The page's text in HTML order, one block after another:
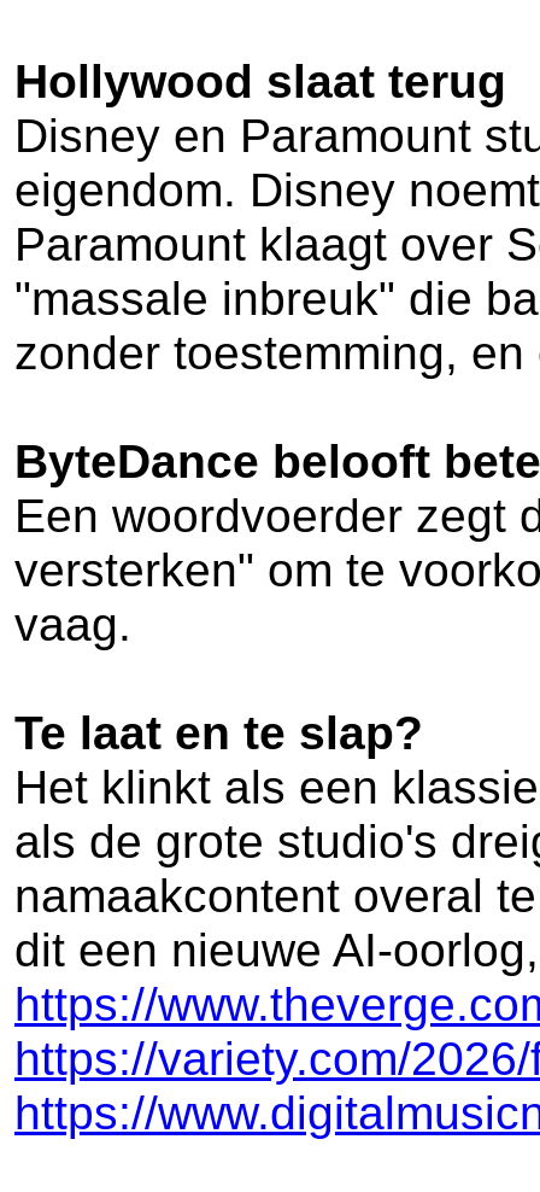
Hollywood slaat terug
Disney en Paramount
eigendom. Disney
Paramount klaagt over
"massale inbreuk" die
zonder toestemming,
ByteDance belooft
Een woordvoerder zegt
versterken" om te
vaag.
Te laat en te slap?
Het klinkt als een
als de grote studio's
namaakcontent overal
dit een nieuwe AI-
https://
https://variety.com/
https://